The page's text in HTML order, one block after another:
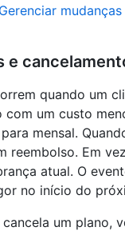
Gerenciar
e
quando um
com um custo
mensal.
reembolso. Em
atual. O
no início do
um plano,